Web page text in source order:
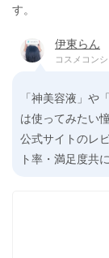
す。
伊東らん
コスメコン
「神美容液」や
は使ってみたい
公式サイトのレ
ト率・満足度共